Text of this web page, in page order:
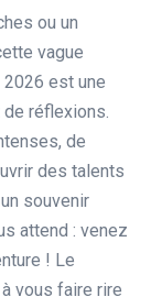
ou un
vague
est une
réflexions.
de
des talents
souvenir
attend : venez
! Le
vous faire rire